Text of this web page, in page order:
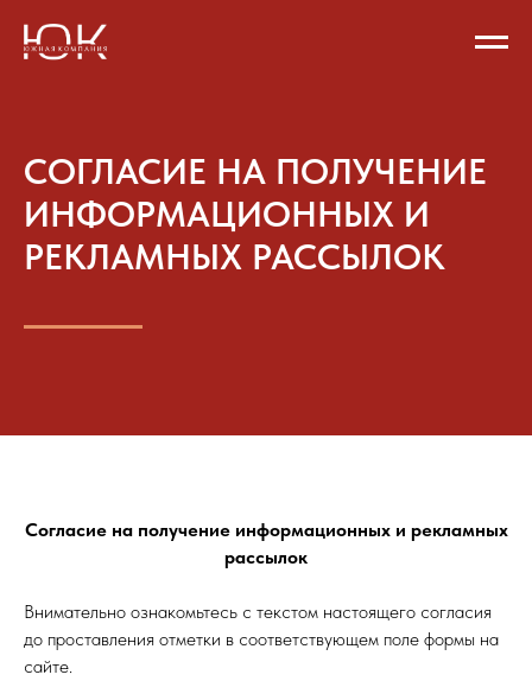
СОГЛАСИЕ НА ПОЛУЧЕНИЕ
ИНФОРМАЦИОННЫХ И
РЕКЛАМНЫХ РАССЫЛОК
Согласие на получение информационных и рекламных
рассылок
Внимательно ознакомьтесь с текстом настоящего согласия
до проставления отметки в соответствующем поле формы на
сайте.